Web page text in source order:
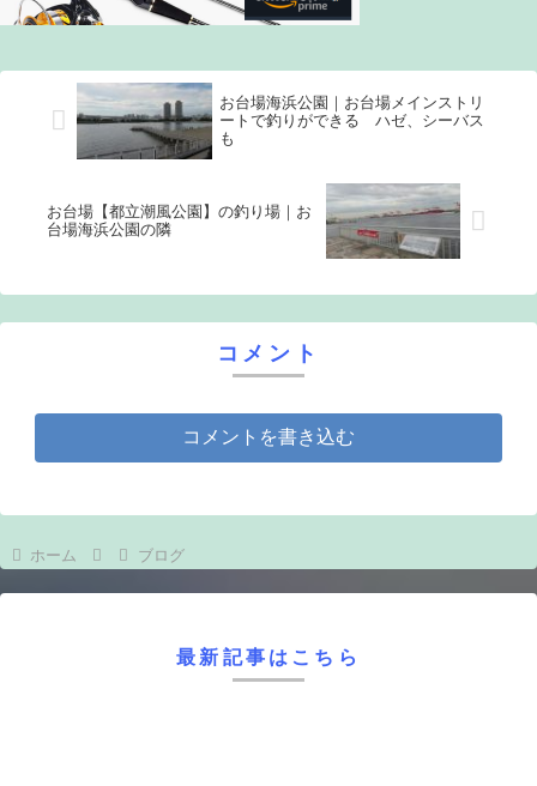
お台場海浜公園｜お台場メインストリ
ートで釣りができる ハゼ、シーバス
も
お台場【都立潮風公園】の釣り場｜お
台場海浜公園の隣
コメント
コメントを書き込む
ホーム ブログ
最新記事はこちら